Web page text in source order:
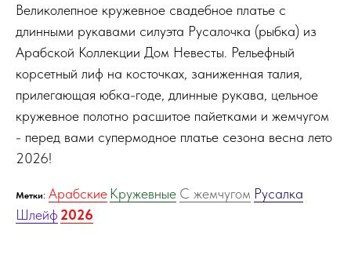
Великолепное кружевное свадебное платье с
длинными рукавами силуэта Русалочка (рыбка) из
Арабской Коллекции Дом Невесты. Рельефный
корсетный лиф на косточках, заниженная талия,
прилегающая юбка-годе, длинные рукава, цельное
кружевное полотно расшитое пайетками и жемчугом
- перед вами супермодное платье сезона весна лето
2026!
Метки: Арабские Кружевные С жемчугом Русалка
Шлейф 2026